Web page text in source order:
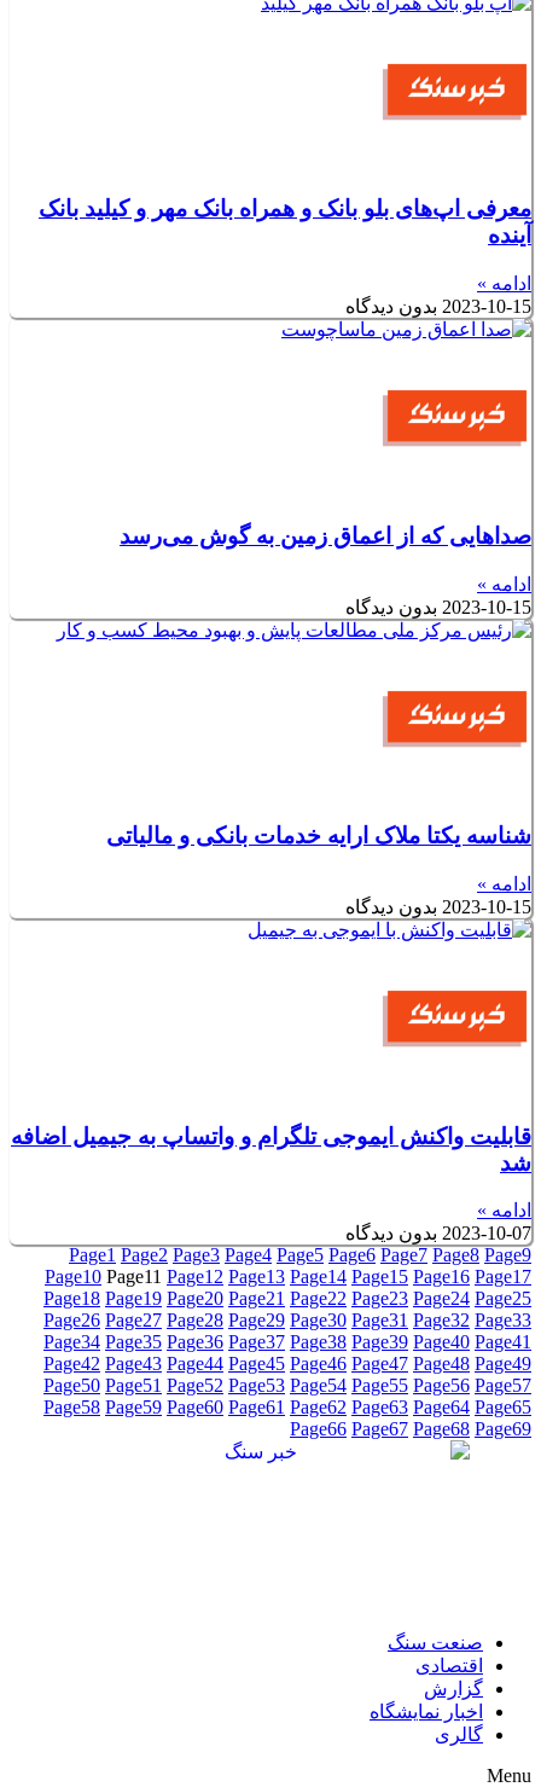
معرفی اپ‌های بلو بانک و همراه بانک مهر و کیلید بانک
آینده
ادامه »
2023-10-15 بدون دیدگاه
صداهایی که از اعماق زمین به گوش می‌رسد
ادامه »
2023-10-15 بدون دیدگاه
شناسه یکتا ملاک ارایه خدمات بانکی و مالیاتی
ادامه »
2023-10-15 بدون دیدگاه
قابلیت واکنش ایموجی تلگرام و واتساپ به جیمیل اضافه
شد
ادامه »
2023-10-07 بدون دیدگاه
Page1 Page2 Page3 Page4 Page5 Page6 Page7 Page8 Page9
Page10 Page11 Page12 Page13 Page14 Page15 Page16 Page17
Page18 Page19 Page20 Page21 Page22 Page23 Page24 Page25
Page26 Page27 Page28 Page29 Page30 Page31 Page32 Page33
Page34 Page35 Page36 Page37 Page38 Page39 Page40 Page41
Page42 Page43 Page44 Page45 Page46 Page47 Page48 Page49
Page50 Page51 Page52 Page53 Page54 Page55 Page56 Page57
Page58 Page59 Page60 Page61 Page62 Page63 Page64 Page65
Page66 Page67 Page68 Page69
صنعت سنگ
اقتصادی
گزارش
اخبار نمایشگاه
گالری
Menu